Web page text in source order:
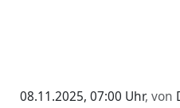
08.11.2025, 07:00 Uhr, von